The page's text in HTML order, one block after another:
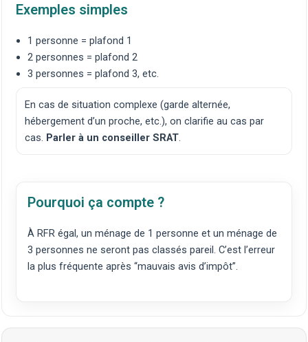
Exemples simples
1 personne = plafond 1
2 personnes = plafond 2
3 personnes = plafond 3, etc.
En cas de situation complexe (garde alternée,
hébergement d’un proche, etc.), on clarifie au cas par
cas. Parler à un conseiller SRAT.
Pourquoi ça compte ?
À RFR égal, un ménage de 1 personne et un ménage de
3 personnes ne seront pas classés pareil. C’est l’erreur
la plus fréquente après “mauvais avis d’impôt”.